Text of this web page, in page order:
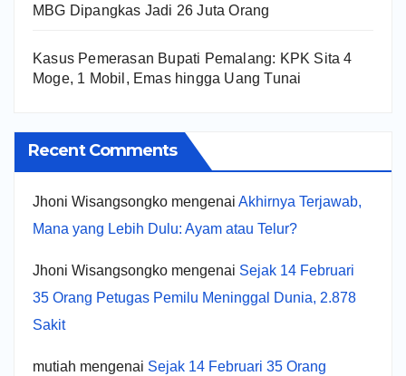
MBG Dipangkas Jadi 26 Juta Orang
Kasus Pemerasan Bupati Pemalang: KPK Sita 4
Moge, 1 Mobil, Emas hingga Uang Tunai
Recent Comments
Jhoni Wisangsongko mengenai Akhirnya Terjawab,
Mana yang Lebih Dulu: Ayam atau Telur?
Jhoni Wisangsongko mengenai Sejak 14 Februari
35 Orang Petugas Pemilu Meninggal Dunia, 2.878
Sakit
mutiah mengenai Sejak 14 Februari 35 Orang